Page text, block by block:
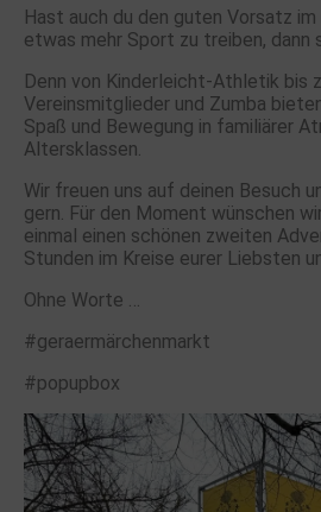
Hast auch du den guten Vorsatz
etwas mehr Sport zu treiben, dann
Denn von Kinderleicht-Athletik bis
Vereinsmitglieder und Zumba
Spaß und Bewegung in familiärer
Altersklassen.
Wir freuen uns auf deinen Besuch
gern. Für den Moment wünschen
einmal einen schönen zweiten
Stunden im Kreise eurer Liebsten
Ohne Worte …
#geraermärchenmarkt
#popupbox